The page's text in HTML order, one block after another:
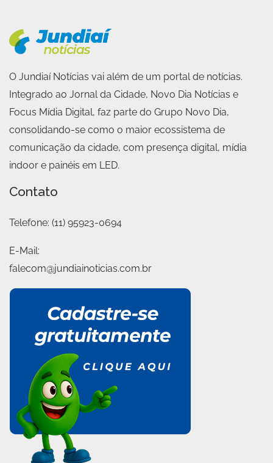
O Jundiaí Notícias vai além de um portal de notícias.
Integrado ao Jornal da Cidade, Novo Dia Notícias e
Focus Mídia Digital, faz parte do Grupo Novo Dia,
consolidando-se como o maior ecossistema de
comunicação da cidade, com presença digital, mídia
indoor e painéis em LED.
Contato
Telefone: (11) 95923-0694
E-Mail:
falecom@jundiainoticias.com.br